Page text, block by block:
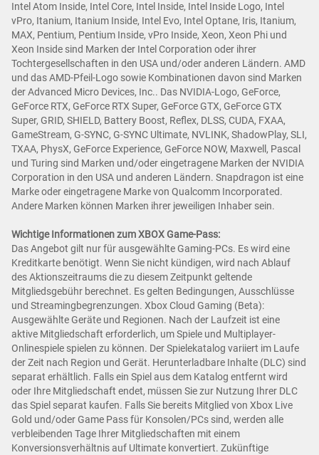
Intel Atom Inside, Intel Core, Intel Inside, Intel Inside Logo, Intel
vPro, Itanium, Itanium Inside, Intel Evo, Intel Optane, Iris, Itanium,
MAX, Pentium, Pentium Inside, vPro Inside, Xeon, Xeon Phi und
Xeon Inside sind Marken der Intel Corporation oder ihrer
Tochtergesellschaften in den USA und/oder anderen Ländern. AMD
und das AMD-Pfeil-Logo sowie Kombinationen davon sind Marken
der Advanced Micro Devices, Inc.. Das NVIDIA-Logo, GeForce,
GeForce RTX, GeForce RTX Super, GeForce GTX, GeForce GTX
Super, GRID, SHIELD, Battery Boost, Reflex, DLSS, CUDA, FXAA,
GameStream, G-SYNC, G-SYNC Ultimate, NVLINK, ShadowPlay, SLI,
TXAA, PhysX, GeForce Experience, GeForce NOW, Maxwell, Pascal
und Turing sind Marken und/oder eingetragene Marken der NVIDIA
Corporation in den USA und anderen Ländern. Snapdragon ist eine
Marke oder eingetragene Marke von Qualcomm Incorporated.
Andere Marken können Marken ihrer jeweiligen Inhaber sein.
Wichtige Informationen zum XBOX Game-Pass:
Das Angebot gilt nur für ausgewählte Gaming-PCs. Es wird eine
Kreditkarte benötigt. Wenn Sie nicht kündigen, wird nach Ablauf
des Aktionszeitraums die zu diesem Zeitpunkt geltende
Mitgliedsgebühr berechnet. Es gelten Bedingungen, Ausschlüsse
und Streamingbegrenzungen. Xbox Cloud Gaming (Beta):
Ausgewählte Geräte und Regionen. Nach der Laufzeit ist eine
aktive Mitgliedschaft erforderlich, um Spiele und Multiplayer-
Onlinespiele spielen zu können. Der Spielekatalog variiert im Laufe
der Zeit nach Region und Gerät. Herunterladbare Inhalte (DLC) sind
separat erhältlich. Falls ein Spiel aus dem Katalog entfernt wird
oder Ihre Mitgliedschaft endet, müssen Sie zur Nutzung Ihrer DLC
das Spiel separat kaufen. Falls Sie bereits Mitglied von Xbox Live
Gold und/oder Game Pass für Konsolen/PCs sind, werden alle
verbleibenden Tage Ihrer Mitgliedschaften mit einem
Konversionsverhältnis auf Ultimate konvertiert. Zukünftige